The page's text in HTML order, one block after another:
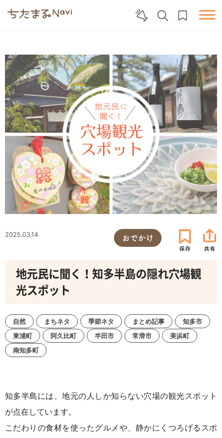
2025.03.14 おでかけ
地元民に聞く！知多半島の隠れ穴場観
光スポット
自然 まちネタ 季節ネタ まとめ記事
知多市
東浦町
阿久比町 半田市 常滑市
美浜町
南知多町
知多半島には、地元の人しか知らない穴場の観光スポット
が点在しています。
こだわりの食材を使ったグルメや、静かにくつろげるスポ